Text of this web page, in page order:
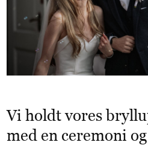
Vi holdt vores
med en ceremoni